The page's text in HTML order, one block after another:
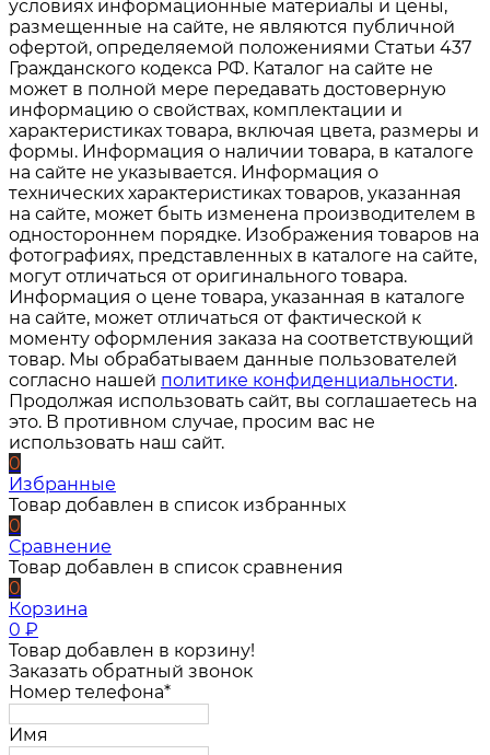
условиях информационные материалы и цены,
размещенные на сайте, не являются публичной
офертой, определяемой положениями Статьи 437
Гражданского кодекса РФ. Каталог на сайте не
может в полной мере передавать достоверную
информацию о свойствах, комплектации и
характеристиках товара, включая цвета, размеры и
формы. Информация о наличии товара, в каталоге
на сайте не указывается. Информация о
технических характеристиках товаров, указанная
на сайте, может быть изменена производителем в
одностороннем порядке. Изображения товаров на
фотографиях, представленных в каталоге на сайте,
могут отличаться от оригинального товара.
Информация о цене товара, указанная в каталоге
на сайте, может отличаться от фактической к
моменту оформления заказа на соответствующий
товар. Мы обрабатываем данные пользователей
согласно нашей политике конфиденциальности.
Продолжая использовать сайт, вы соглашаетесь на
это. В противном случае, просим вас не
использовать наш сайт.
0
Избранные
Товар добавлен в список избранных
0
Сравнение
Товар добавлен в список сравнения
0
Корзина
0 ₽
Товар добавлен в корзину!
Заказать обратный звонок
Номер телефона*
Имя